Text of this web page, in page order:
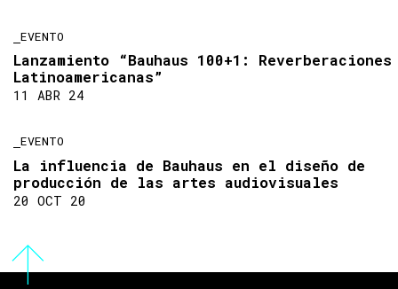
EVENTO
Lanzamiento “Bauhaus 100+1: Reverberaciones
Latinoamericanas”
11 ABR 24
EVENTO
La influencia de Bauhaus en el diseño de
producción de las artes audiovisuales
20 OCT 20